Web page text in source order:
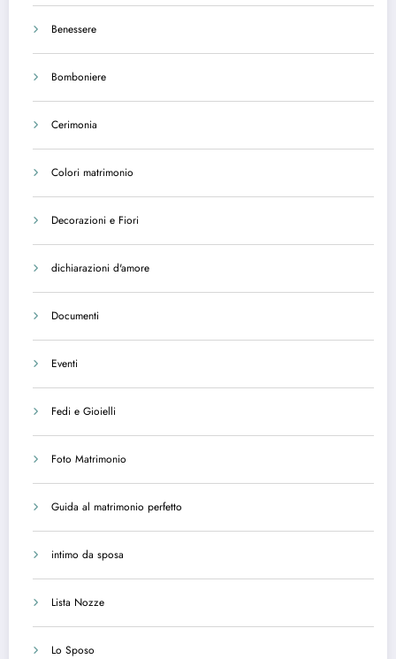
Benessere
Bomboniere
Cerimonia
Colori matrimonio
Decorazioni e Fiori
dichiarazioni d'amore
Documenti
Eventi
Fedi e Gioielli
Foto Matrimonio
Guida al matrimonio perfetto
intimo da sposa
Lista Nozze
Lo Sposo